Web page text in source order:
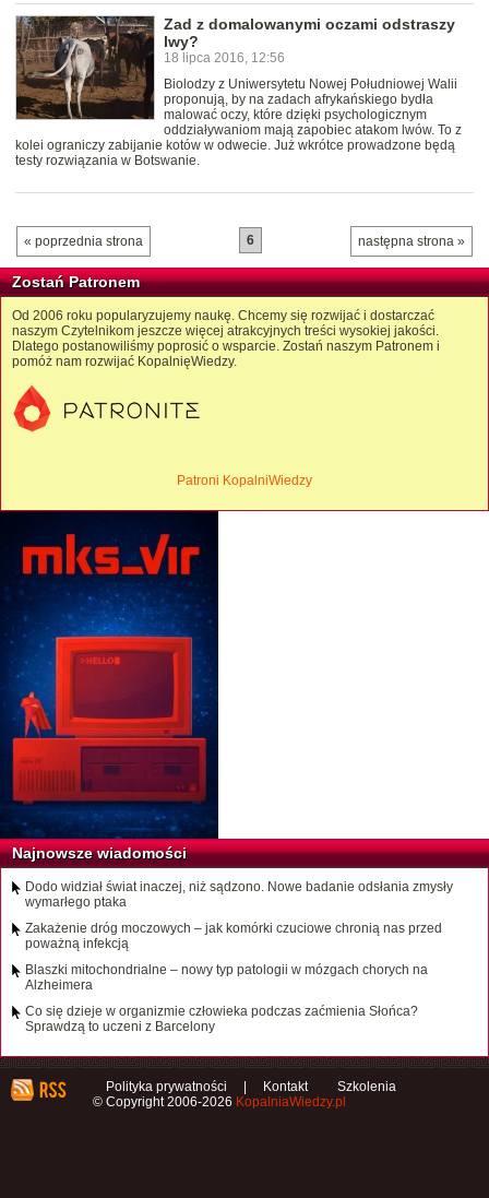
Zad z domalowanymi oczami odstraszy
lwy?
18 lipca 2016, 12:56
Biolodzy z Uniwersytetu Nowej Południowej Walii
proponują, by na zadach afrykańskiego bydła
malować oczy, które dzięki psychologicznym
oddziaływaniom mają zapobiec atakom lwów. To z
kolei ograniczy zabijanie kotów w odwecie. Już wkrótce prowadzone będą
testy rozwiązania w Botswanie.
« poprzednia strona następna strona »
6
Zostań Patronem
Od 2006 roku popularyzujemy naukę. Chcemy się rozwijać i dostarczać
naszym Czytelnikom jeszcze więcej atrakcyjnych treści wysokiej jakości.
Dlatego postanowiliśmy poprosić o wsparcie. Zostań naszym Patronem i
pomóż nam rozwijać KopalnięWiedzy.
Patroni KopalniWiedzy
Najnowsze wiadomości
Dodo widział świat inaczej, niż sądzono. Nowe badanie odsłania zmysły
wymarłego ptaka
Zakażenie dróg moczowych – jak komórki czuciowe chronią nas przed
poważną infekcją
Blaszki mitochondrialne – nowy typ patologii w mózgach chorych na
Alzheimera
Co się dzieje w organizmie człowieka podczas zaćmienia Słońca?
Sprawdzą to uczeni z Barcelony
Polityka prywatności | Kontakt
Szkolenia
© Copyright 2006-2026 KopalniaWiedzy.pl